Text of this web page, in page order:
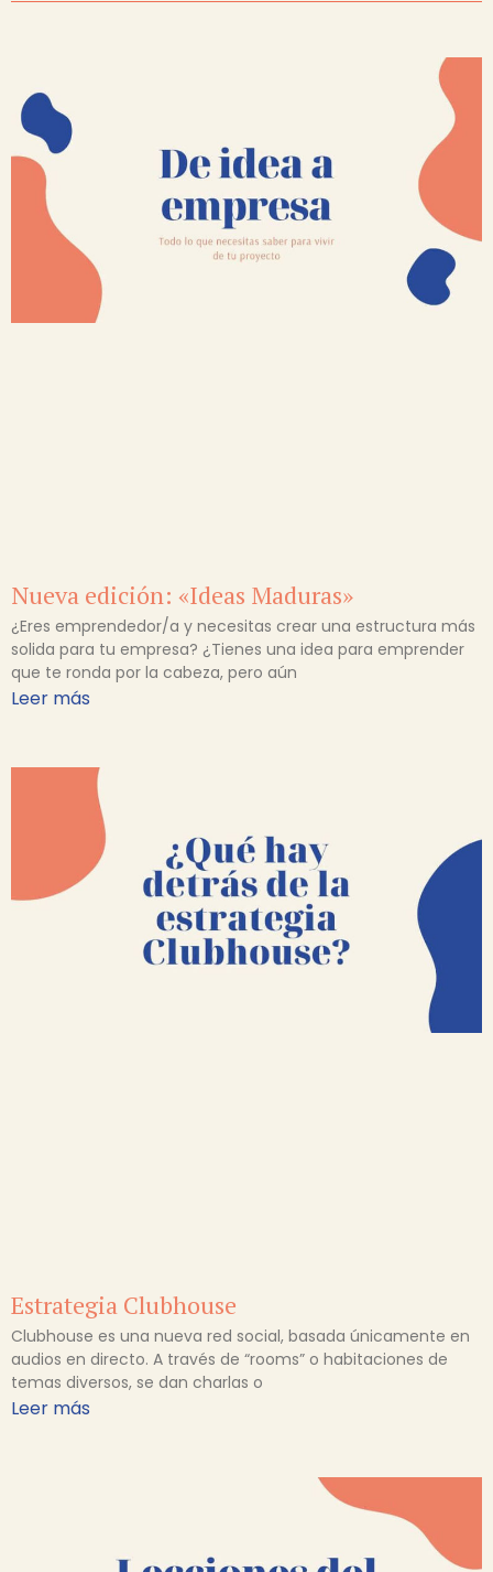
Nueva edición: «Ideas Maduras»
¿Eres emprendedor/a y necesitas crear una estructura más
solida para tu empresa? ¿Tienes una idea para emprender
que te ronda por la cabeza, pero aún
Leer más
Estrategia Clubhouse
Clubhouse es una nueva red social, basada únicamente en
audios en directo. A través de “rooms” o habitaciones de
temas diversos, se dan charlas o
Leer más